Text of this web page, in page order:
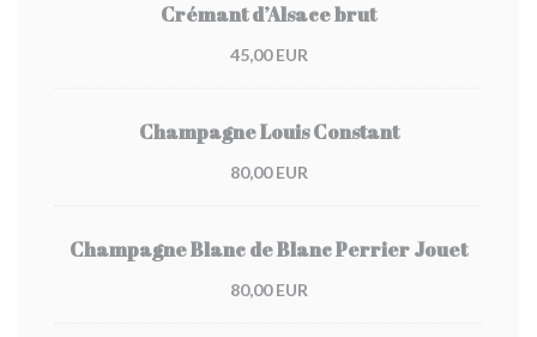
Crémant d’Alsace brut
45,00 EUR
Champagne Louis Constant
80,00 EUR
Champagne Blanc de Blanc Perrier Jouet
80,00 EUR